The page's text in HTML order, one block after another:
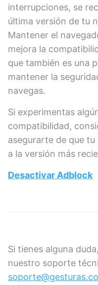
interrupciones, se
última versión de tu
Mantener el
mejora la
que también es una
mantener la
navegas.
Si experimentas
compatibilidad,
asegurarte de que
a la versión más
Desactivar Adblock
Si tienes alguna
nuestro soporte